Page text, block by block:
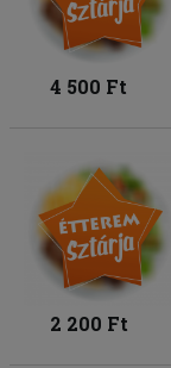
4 500 Ft
2 200 Ft